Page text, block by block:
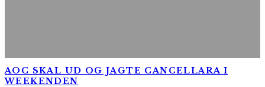
AOC SKAL UD OG JAGTE CANCELLARA I
WEEKENDEN